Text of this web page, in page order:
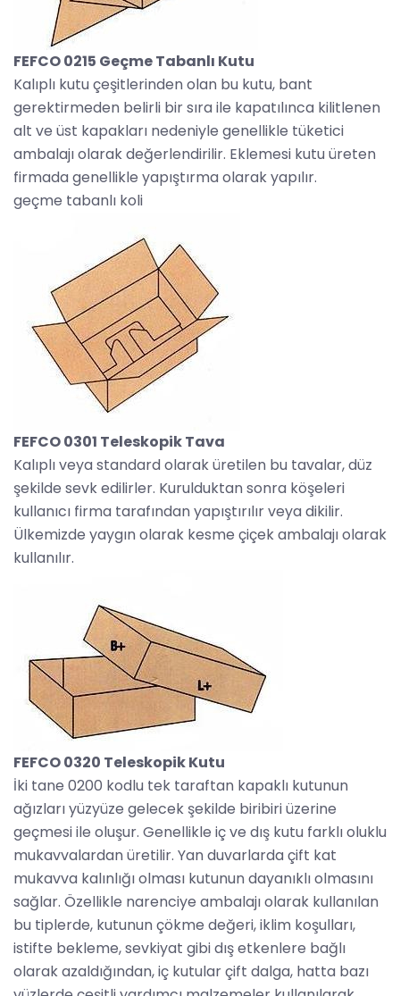
FEFCO 0215 Geçme Tabanlı Kutu
Kalıplı kutu çeşitlerinden olan bu kutu, bant
gerektirmeden belirli bir sıra ile kapatılınca kilitlenen
alt ve üst kapakları nedeniyle genellikle tüketici
ambalajı olarak değerlendirilir. Eklemesi kutu üreten
firmada genellikle yapıştırma olarak yapılır.
geçme tabanlı koli
FEFCO 0301 Teleskopik Tava
Kalıplı veya standard olarak üretilen bu tavalar, düz
şekilde sevk edilirler. Kurulduktan sonra köşeleri
kullanıcı firma tarafından yapıştırılır veya dikilir.
Ülkemizde yaygın olarak kesme çiçek ambalajı olarak
kullanılır.
FEFCO 0320 Teleskopik Kutu
İki tane 0200 kodlu tek taraftan kapaklı kutunun
ağızları yüzyüze gelecek şekilde biribiri üzerine
geçmesi ile oluşur. Genellikle iç ve dış kutu farklı oluklu
mukavvalardan üretilir. Yan duvarlarda çift kat
mukavva kalınlığı olması kutunun dayanıklı olmasını
sağlar. Özellikle narenciye ambalajı olarak kullanılan
bu tiplerde, kutunun çökme değeri, iklim koşulları,
istifte bekleme, sevkiyat gibi dış etkenlere bağlı
olarak azaldığından, iç kutular çift dalga, hatta bazı